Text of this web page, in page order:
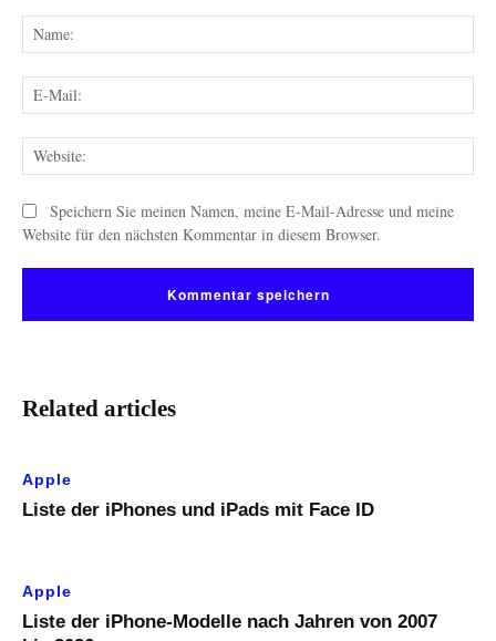
Speichern Sie meinen Namen, meine E-Mail-Adresse und meine
Website für den nächsten Kommentar in diesem Browser.
Related articles
Apple
Liste der iPhones und iPads mit Face ID
Apple
Liste der iPhone-Modelle nach Jahren von 2007